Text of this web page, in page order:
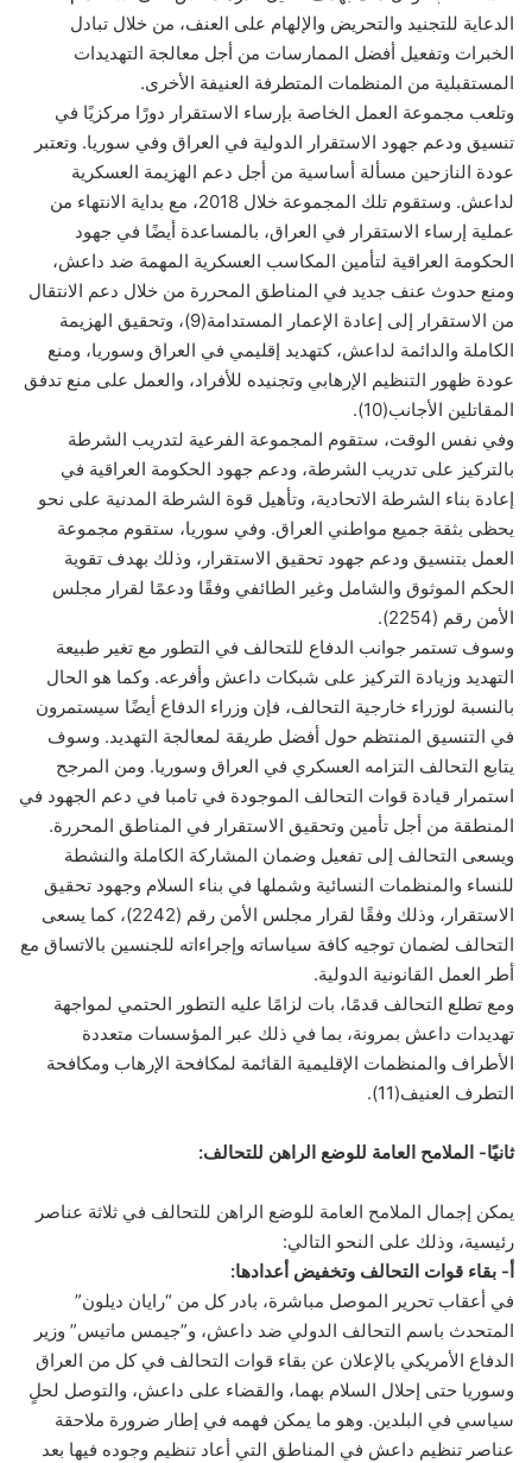
الدعاية للتجنيد والتحريض والإلهام على العنف، من خلال تبادل
الخبرات وتفعيل أفضل الممارسات من أجل معالجة التهديدات
المستقبلية من المنظمات المتطرفة العنيفة الأخرى.
وتلعب مجموعة العمل الخاصة بإرساء الاستقرار دورًا مركزيًا في
تنسيق ودعم جهود الاستقرار الدولية في العراق وفي سوريا. وتعتبر
عودة النازحين مسألة أساسية من أجل دعم الهزيمة العسكرية
لداعش. وستقوم تلك المجموعة خلال 2018، مع بداية الانتهاء من
عملية إرساء الاستقرار في العراق، بالمساعدة أيضًا في جهود
الحكومة العراقية لتأمين المكاسب العسكرية المهمة ضد داعش،
ومنع حدوث عنف جديد في المناطق المحررة من خلال دعم الانتقال
من الاستقرار إلى إعادة الإعمار المستدامة(9)، وتحقيق الهزيمة
الكاملة والدائمة لداعش، كتهديد إقليمي في العراق وسوريا، ومنع
عودة ظهور التنظيم الإرهابي وتجنيده للأفراد، والعمل على منع تدفق
المقاتلين الأجانب(10).
وفي نفس الوقت، ستقوم المجموعة الفرعية لتدريب الشرطة
بالتركيز على تدريب الشرطة، ودعم جهود الحكومة العراقية في
إعادة بناء الشرطة الاتحادية، وتأهيل قوة الشرطة المدنية على نحو
يحظى بثقة جميع مواطني العراق. وفي سوريا، ستقوم مجموعة
العمل بتنسيق ودعم جهود تحقيق الاستقرار، وذلك بهدف تقوية
الحكم الموثوق والشامل وغير الطائفي وفقًا ودعمًا لقرار مجلس
الأمن رقم (2254).
وسوف تستمر جوانب الدفاع للتحالف في التطور مع تغير طبيعة
التهديد وزيادة التركيز على شبكات داعش وأفرعه. وكما هو الحال
بالنسبة لوزراء خارجية التحالف، فإن وزراء الدفاع أيضًا سيستمرون
في التنسيق المنتظم حول أفضل طريقة لمعالجة التهديد. وسوف
يتابع التحالف التزامه العسكري في العراق وسوريا. ومن المرجح
استمرار قيادة قوات التحالف الموجودة في تامبا في دعم الجهود في
المنطقة من أجل تأمين وتحقيق الاستقرار في المناطق المحررة.
ويسعى التحالف إلى تفعيل وضمان المشاركة الكاملة والنشطة
للنساء والمنظمات النسائية وشملها في بناء السلام وجهود تحقيق
الاستقرار، وذلك وفقًا لقرار مجلس الأمن رقم (2242)، كما يسعى
التحالف لضمان توجيه كافة سياساته وإجراءاته للجنسين بالاتساق مع
أطر العمل القانونية الدولية.
ومع تطلع التحالف قدمًا، بات لزامًا عليه التطور الحتمي لمواجهة
تهديدات داعش بمرونة، بما في ذلك عبر المؤسسات متعددة
الأطراف والمنظمات الإقليمية القائمة لمكافحة الإرهاب ومكافحة
التطرف العنيف(11).
ثانيًا- الملامح العامة للوضع الراهن للتحالف:
يمكن إجمال الملامح العامة للوضع الراهن للتحالف في ثلاثة عناصر
رئيسية، وذلك على النحو التالي:
أ‌- بقاء قوات التحالف وتخفيض أعدادها:
في أعقاب تحرير الموصل مباشرة، بادر كل من “رايان ديلون”
المتحدث باسم التحالف الدولي ضد داعش، و”جيمس ماتيس” وزير
الدفاع الأمريكي بالإعلان عن بقاء قوات التحالف في كل من العراق
وسوريا حتى إحلال السلام بهما، والقضاء على داعش، والتوصل لحلٍ
سياسي في البلدين. وهو ما يمكن فهمه في إطار ضرورة ملاحقة
عناصر تنظيم داعش في المناطق التي أعاد تنظيم وجوده فيها بعد